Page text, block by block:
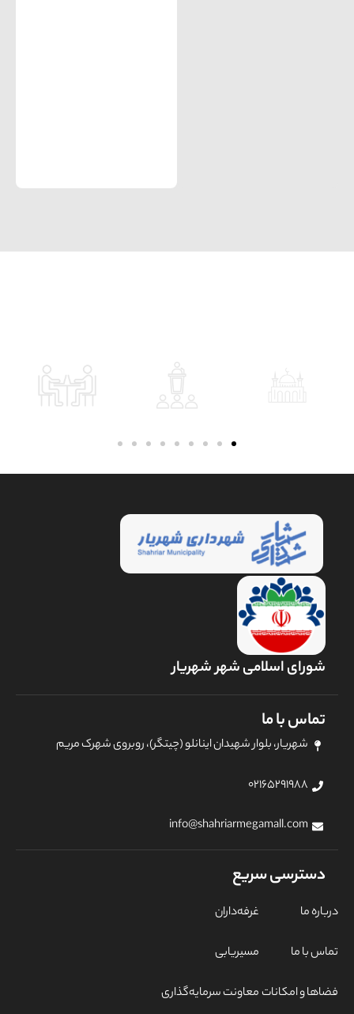
شورای اسلامی شهر شهریار
تماس با ما
شهریار، بلوار شهیدان اینانلو (چیتگر)، روبروی شهرک مریم
۰۲۱۶۵۲۹۱۹۸۸
info@shahriarmegamall.com
دسترسی سریع
درباره ما
تماس با ما
فضاها و امکانات
غرفه‌داران
مسیریابی
معاونت سرمایه‌گذاری